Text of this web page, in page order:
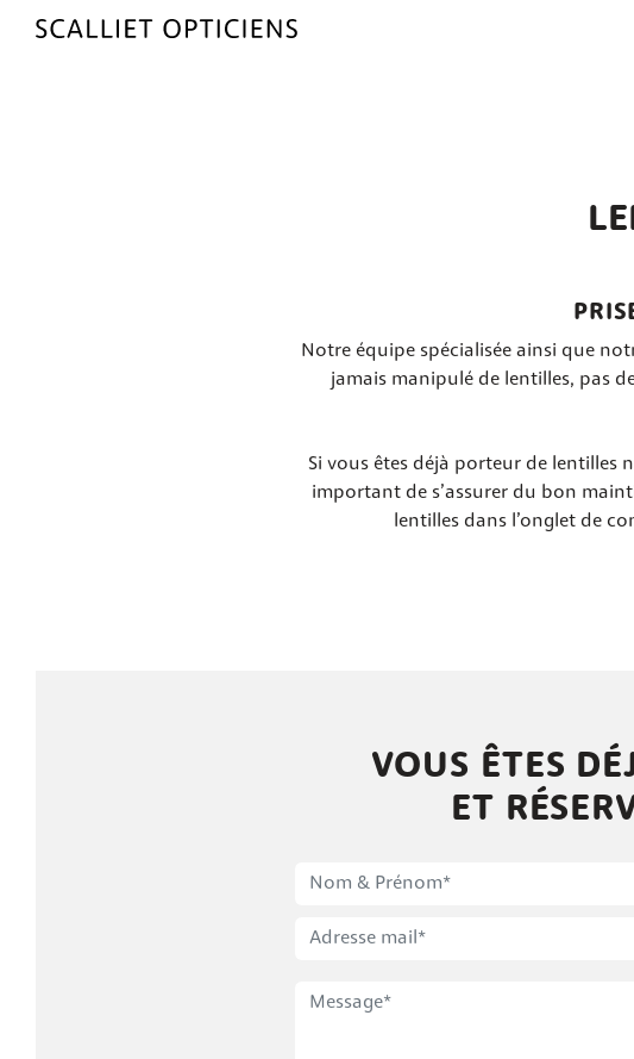
Notre équipe spécialisée ainsi que
jamais manipulé de lentilles, pas
Si vous êtes déjà porteur de lentilles
important de s’assurer du bon
lentilles dans l’onglet de
VOUS ÊTES
ET